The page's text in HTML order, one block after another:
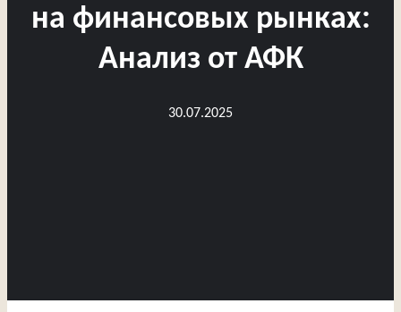
на финансовых рынках:
Анализ от АФК
30.07.2025